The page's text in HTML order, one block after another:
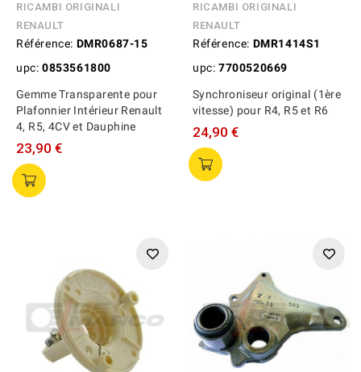
RICAMBI ORIGINALI
RENAULT
Référence: DMR0687-15
upc: 0853561800
Gemme Transparente pour
Plafonnier Intérieur Renault
4, R5, 4CV et Dauphine
23,90 €
RICAMBI ORIGINALI
RENAULT
Référence: DMR1414S1
upc: 7700520669
Synchroniseur original (1ère
vitesse) pour R4, R5 et R6
24,90 €